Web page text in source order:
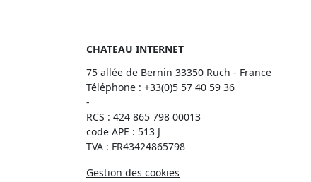
CHATEAU INTERNET
75 allée de Bernin 33350 Ruch - France
Téléphone : +33(0)5 57 40 59 36
-
RCS : 424 865 798 00013
code APE : 513 J
TVA : FR43424865798
Gestion des cookies